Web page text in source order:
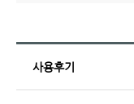
사용후기